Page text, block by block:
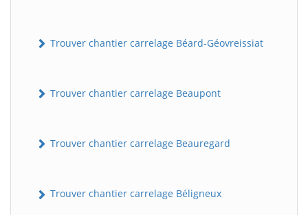
Trouver chantier carrelage Béard-Géovreissiat
Trouver chantier carrelage Beaupont
Trouver chantier carrelage Beauregard
Trouver chantier carrelage Béligneux